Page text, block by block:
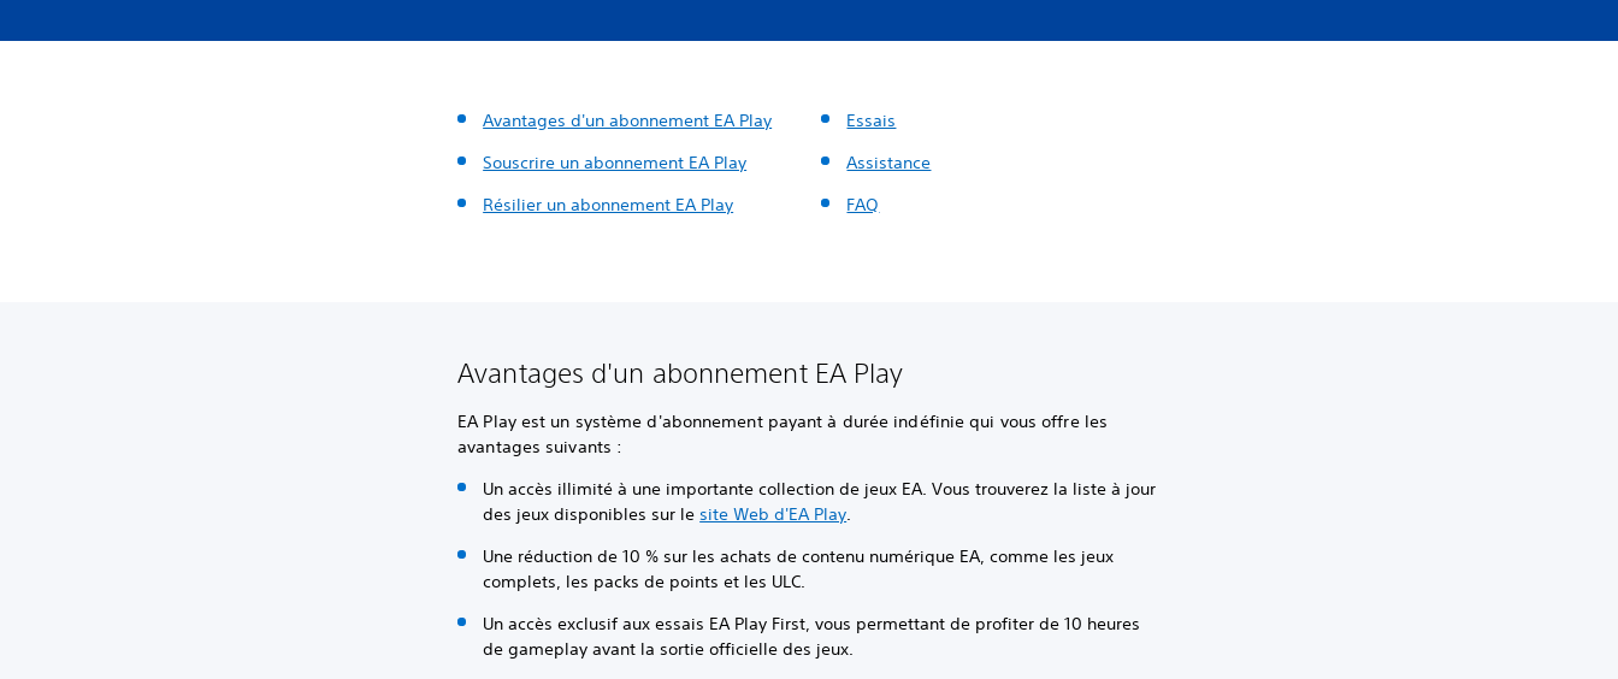
Avantages d'un abonnement EA Play
Souscrire un abonnement EA Play
Résilier un abonnement EA Play
Essais
Assistance
FAQ
Avantages d'un abonnement EA Play
EA Play est un système d'abonnement payant à durée indéfinie qui vous offre les
avantages suivants :
Un accès illimité à une importante collection de jeux EA. Vous trouverez la liste à jour
des jeux disponibles sur lesite Web d'EA Play.
Une réduction de 10 % sur les achats de contenu numérique EA, comme les jeux
complets, les packs de points et les ULC.
Un accès exclusif aux essais EA Play First, vous permettant de profiter de 10 heures
de gameplay avant la sortie officielle des jeux.